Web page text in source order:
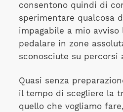
consentono quindi di
sperimentare qualcosa
impagabile a mio
pedalare in zone
sconosciute su percorsi
Quasi senza
il tempo di scegliere la
quello che vogliamo